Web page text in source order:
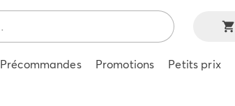
Précommandes Promotions Petits prix